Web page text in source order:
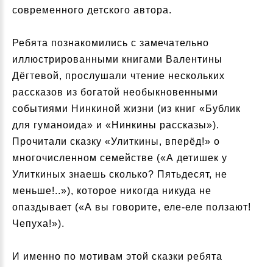
современного детского автора.
Ребята познакомились с замечательно
иллюстрированными книгами Валентины
Дёгтевой, прослушали чтение нескольких
рассказов из богатой необыкновенными
событиями Нинкиной жизни (из книг «Бублик
для гуманоида» и «Нинкины рассказы»).
Прочитали сказку «Улиткины, вперёд!» о
многочисленном семействе («А детишек у
Улиткиных знаешь сколько? Пятьдесят, не
меньше!..»), которое никогда никуда не
опаздывает («А вы говорите, еле-еле ползают!
Чепуха!»).
И именно по мотивам этой сказки ребята